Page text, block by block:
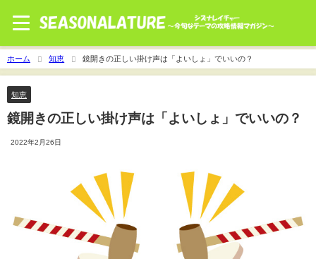
ホーム 知恵 鏡開きの正しい掛け声は「よいしょ」でいいの？
知恵
鏡開きの正しい掛け声は「よいしょ」でいいの？
2022年2月26日